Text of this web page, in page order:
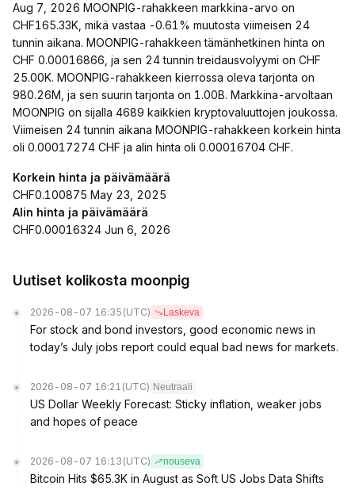
Aug 7, 2026 MOONPIG-rahakkeen markkina-arvo on
CHF165.33K, mikä vastaa -0.61% muutosta viimeisen 24
tunnin aikana. MOONPIG-rahakkeen tämänhetkinen hinta on
CHF 0.00016866, ja sen 24 tunnin treidausvolyymi on CHF
25.00K. MOONPIG-rahakkeen kierrossa oleva tarjonta on
980.26M, ja sen suurin tarjonta on 1.00B. Markkina-arvoltaan
MOONPIG on sijalla 4689 kaikkien kryptovaluuttojen joukossa.
Viimeisen 24 tunnin aikana MOONPIG-rahakkeen korkein hinta
oli 0.00017274 CHF ja alin hinta oli 0.00016704 CHF.
Korkein hinta ja päivämäärä
CHF0.100875 May 23, 2025
Alin hinta ja päivämäärä
CHF0.00016324 Jun 6, 2026
Uutiset kolikosta moonpig
2026-08-07 16:35 (UTC) Laskeva
For stock and bond investors, good economic news in
today’s July jobs report could equal bad news for markets.
2026-08-07 16:21 (UTC) Neutraali
US Dollar Weekly Forecast: Sticky inflation, weaker jobs
and hopes of peace
2026-08-07 16:13 (UTC) nouseva
Bitcoin Hits $65.3K in August as Soft US Jobs Data Shifts